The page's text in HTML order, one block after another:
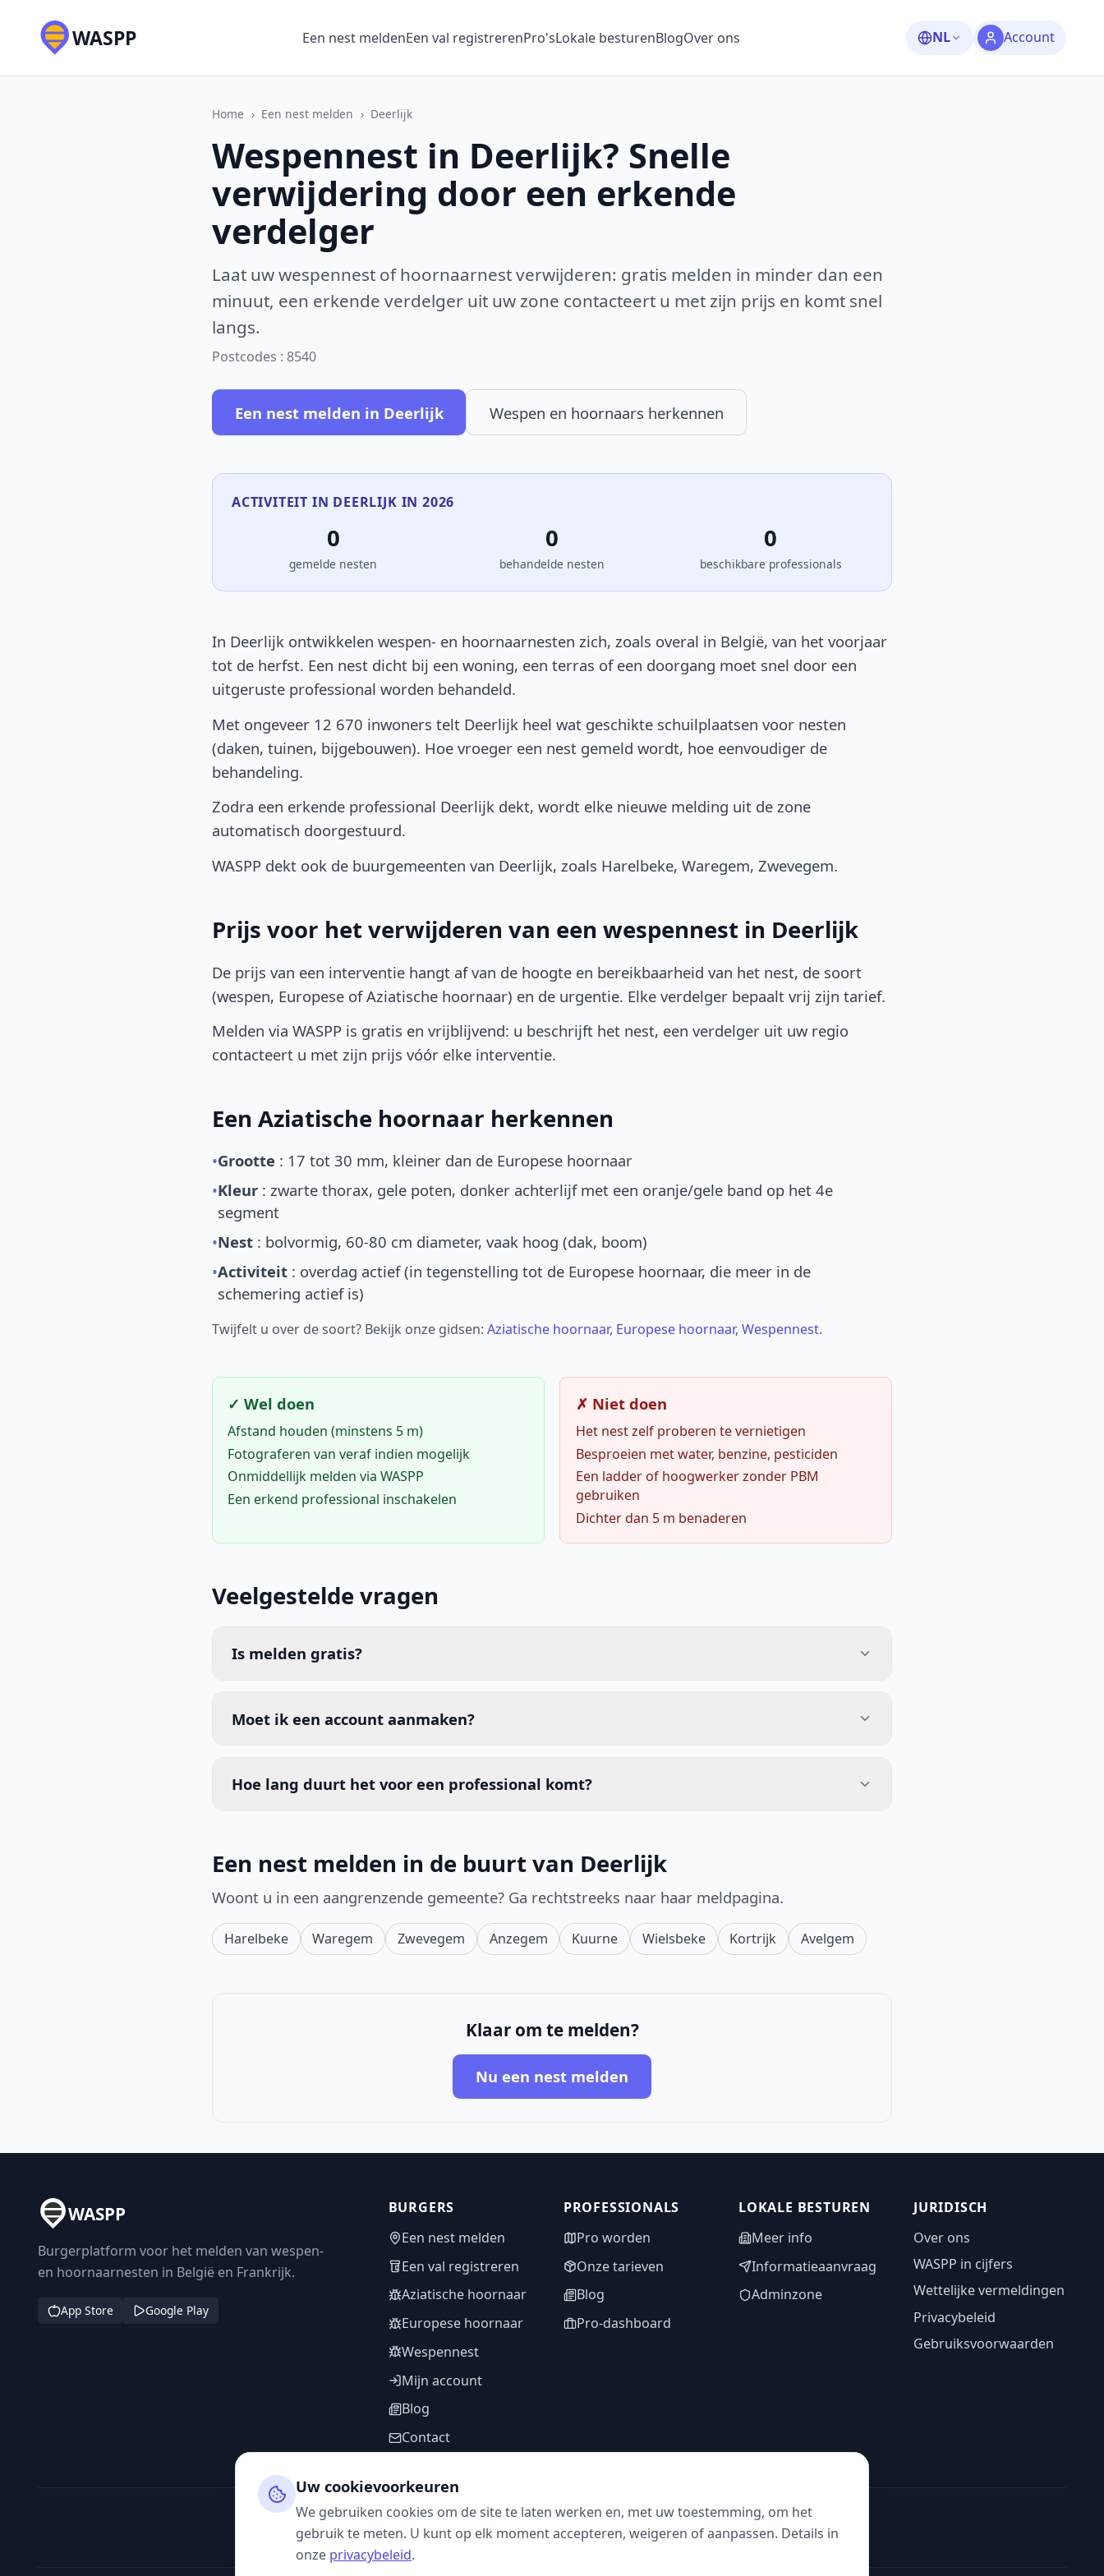
WASPP Een nest meldenEen val registrerenPro'sLokale besturenBlogOver ons NL Account
Home › Een nest melden › Deerlijk
Wespennest in Deerlijk? Snelle
verwijdering door een erkende
verdelger
Laat uw wespennest of hoornaarnest verwijderen: gratis melden in minder dan een
minuut, een erkende verdelger uit uw zone contacteert u met zijn prijs en komt snel
langs.
Postcodes : 8540
Een nest melden in Deerlijk Wespen en hoornaars herkennen
ACTIVITEIT IN DEERLIJK IN 2026
0
gemelde nesten
0
behandelde nesten
0
beschikbare professionals
In Deerlijk ontwikkelen wespen- en hoornaarnesten zich, zoals overal in België, van het voorjaar
tot de herfst. Een nest dicht bij een woning, een terras of een doorgang moet snel door een
uitgeruste professional worden behandeld.
Met ongeveer 12 670 inwoners telt Deerlijk heel wat geschikte schuilplaatsen voor nesten
(daken, tuinen, bijgebouwen). Hoe vroeger een nest gemeld wordt, hoe eenvoudiger de
behandeling.
Zodra een erkende professional Deerlijk dekt, wordt elke nieuwe melding uit de zone
automatisch doorgestuurd.
WASPP dekt ook de buurgemeenten van Deerlijk, zoals Harelbeke, Waregem, Zwevegem.
Prijs voor het verwijderen van een wespennest in Deerlijk
De prijs van een interventie hangt af van de hoogte en bereikbaarheid van het nest, de soort
(wespen, Europese of Aziatische hoornaar) en de urgentie. Elke verdelger bepaalt vrij zijn tarief.
Melden via WASPP is gratis en vrijblijvend: u beschrijft het nest, een verdelger uit uw regio
contacteert u met zijn prijs vóór elke interventie.
Een Aziatische hoornaar herkennen
•Grootte : 17 tot 30 mm, kleiner dan de Europese hoornaar
•Kleur : zwarte thorax, gele poten, donker achterlijf met een oranje/gele band op het 4e
segment
•Nest : bolvormig, 60-80 cm diameter, vaak hoog (dak, boom)
•Activiteit : overdag actief (in tegenstelling tot de Europese hoornaar, die meer in de
schemering actief is)
Twijfelt u over de soort? Bekijk onze gidsen: Aziatische hoornaar, Europese hoornaar, Wespennest.
✓ Wel doen
Afstand houden (minstens 5 m)
Fotograferen van veraf indien mogelijk
Onmiddellijk melden via WASPP
Een erkend professional inschakelen
✗ Niet doen
Het nest zelf proberen te vernietigen
Besproeien met water, benzine, pesticiden
Een ladder of hoogwerker zonder PBM
gebruiken
Dichter dan 5 m benaderen
Veelgestelde vragen
Is melden gratis?
Moet ik een account aanmaken?
Hoe lang duurt het voor een professional komt?
Een nest melden in de buurt van Deerlijk
Woont u in een aangrenzende gemeente? Ga rechtstreeks naar haar meldpagina.
Harelbeke Waregem Zwevegem Anzegem Kuurne Wielsbeke Kortrijk Avelgem
Klaar om te melden?
Nu een nest melden
WASPP
Burgerplatform voor het melden van wespen-
en hoornaarnesten in België en Frankrijk.
App Store Google Play
BURGERS
Een nest melden
Een val registreren
Aziatische hoornaar
Europese hoornaar
Wespennest
Mijn account
Blog
Contact
PROFESSIONALS
Pro worden
Onze tarieven
Blog
Pro-dashboard
LOKALE BESTUREN
Meer info
Informatieaanvraag
Adminzone
JURIDISCH
Over ons
WASPP in cijfers
Wettelijke vermeldingen
Privacybeleid
Gebruiksvoorwaarden
VOLG ONS
Uw cookievoorkeuren
We gebruiken cookies om de site te laten werken en, met uw toestemming, om het
gebruik te meten. U kunt op elk moment accepteren, weigeren of aanpassen. Details in
onze privacybeleid.